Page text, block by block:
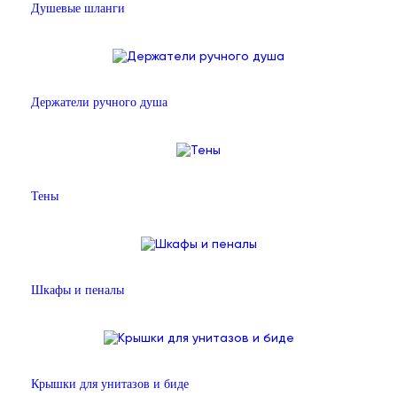
Душевые шланги
Держатели ручного душа
Тены
Шкафы и пеналы
Крышки для унитазов и биде